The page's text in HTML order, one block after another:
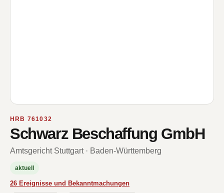
HRB 761032
Schwarz Beschaffung GmbH
Amtsgericht Stuttgart · Baden-Württemberg
aktuell
26 Ereignisse und Bekanntmachungen